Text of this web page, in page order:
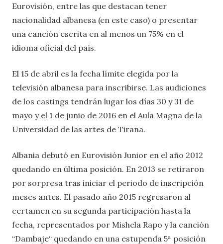
Eurovisión, entre las que destacan tener
nacionalidad albanesa (en este caso) o presentar
una canción escrita en al menos un 75% en el
idioma oficial del país.
El 15 de abril es la fecha límite elegida por la
televisión albanesa para inscribirse. Las audiciones
de los castings tendrán lugar los días 30 y 31 de
mayo y el 1 de junio de 2016 en el Aula Magna de la
Universidad de las artes de Tirana.
Albania debutó en Eurovisión Junior en el año 2012
quedando en última posición. En 2013 se retiraron
por sorpresa tras iniciar el periodo de inscripción
meses antes. El pasado año 2015 regresaron al
certamen en su segunda participación hasta la
fecha, representados por Mishela Rapo y la canción
“Dambaje“ quedando en una estupenda 5ª posición